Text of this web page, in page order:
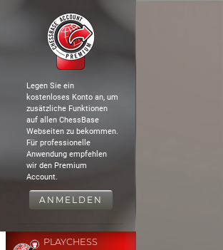
Legen Sie ein
kostenloses Konto an, um
zusätzliche Funktionen
auf allen ChessBase
Webseiten zu bekommen.
Für professionelle
Anwendung empfehlen
wir den Premium
Account.
ANMELDEN
PLAYCHESS